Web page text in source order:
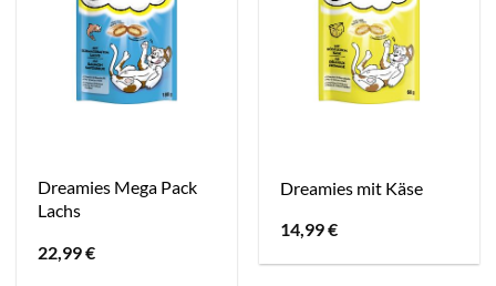
Dreamies Mega Pack
Lachs
22,99€
Dreamies mit Käse
14,99€